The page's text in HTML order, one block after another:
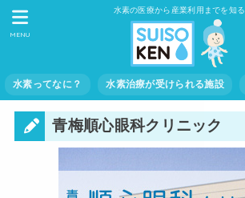
水素の医療から産業利用までを知る
MENU
水素ってなに？ 水素治療が受けられる施設
青梅順心眼科クリニック